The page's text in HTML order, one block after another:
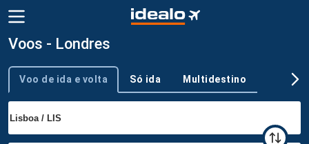
Voos - Londres
Tipo de viagem
Voo de ida e volta Só ida Multidestino